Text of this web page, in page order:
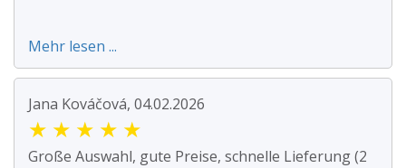
Mehr lesen ...
Jana Kováčová, 04.02.2026
★ ★ ★ ★ ★
Große Auswahl, gute Preise, schnelle Lieferung (2